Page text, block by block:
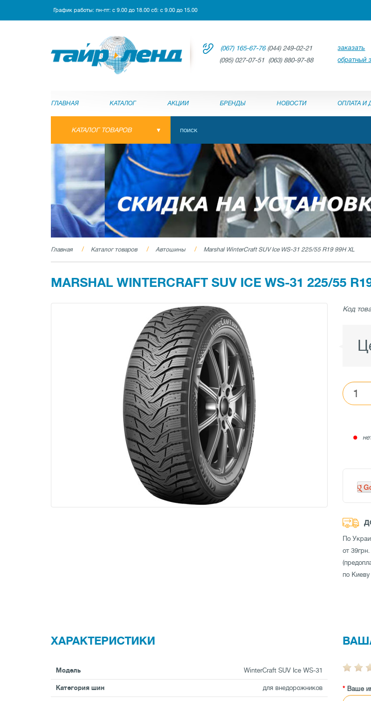
График работы: пн-пт: с 9.00 до 18.00 сб: с 9.00 до 15.00
(067) 165-67-76(044) 249-02-21
(095) 027-07-51 (063) 880-97-88
заказать
обратный
ГЛАВНАЯ КАТАЛОГ АКЦИИ БРЕНДЫ НОВОСТИ ОПЛАТА И
КАТАЛОГ ТОВАРОВ
Главная Каталог товаров Автошины Marshal WinterCraft SUV Ice WS-31 225/55 R19 99H XL
MARSHAL WINTERCRAFT SUV ICE WS-31 225/55
Код
●
По
от 39грн.
по
ХАРАКТЕРИСТИКИ
Модель WinterCraft SUV Ice WS-31
Категория шин для внедорожников Ваше